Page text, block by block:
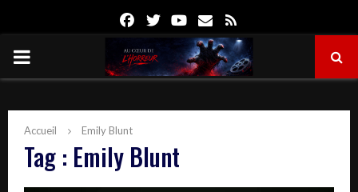
FacebookTwitterYoutube
Email
PRIMARY
Accueil Emily Blunt
Tag : Emily Blunt